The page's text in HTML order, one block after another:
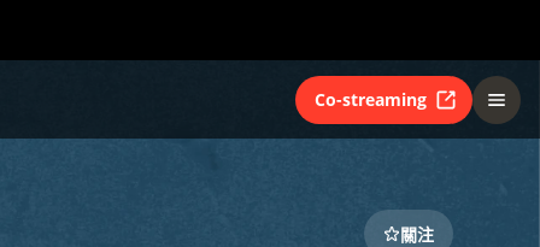
Co-streaming
關注